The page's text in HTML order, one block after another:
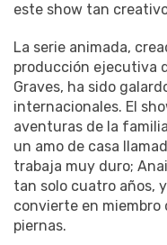
este show tan
La serie animada,
producción ejecutiva
Graves, ha sido
internacionales. El
aventuras de la
un amo de casa
trabaja muy duro;
tan solo cuatro años,
convierte en miembro
piernas.